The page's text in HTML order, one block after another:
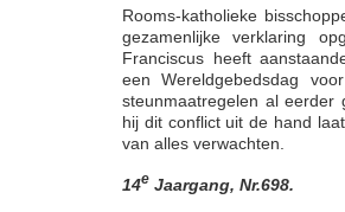
Rooms-katholieke
gezamenlijke verklaring
Franciscus heeft
een Wereldgebedsdag
steunmaatregelen al
hij dit conflict uit de hand
van alles verwachten.
14e Jaargang, Nr.698.